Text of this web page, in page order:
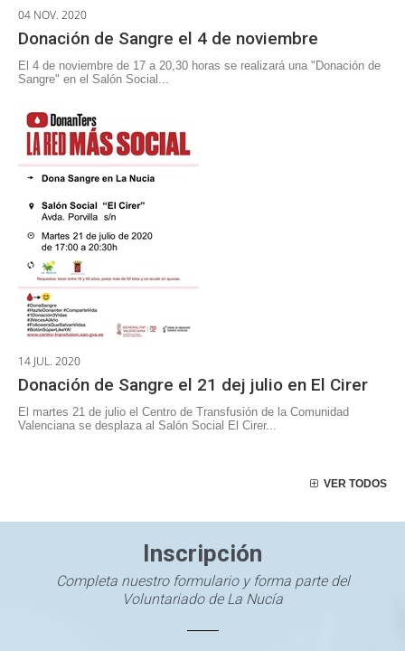
04 NOV. 2020
Donación de Sangre el 4 de noviembre
El 4 de noviembre de 17 a 20,30 horas se realizará una "Donación de
Sangre" en el Salón Social...
14 JUL. 2020
Donación de Sangre el 21 dej julio en El Cirer
El martes 21 de julio el Centro de Transfusión de la Comunidad
Valenciana se desplaza al Salón Social El Cirer...
VER TODOS
Inscripción
Completa nuestro formulario y forma parte del
Voluntariado de La Nucía